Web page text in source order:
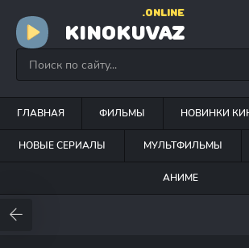
KINOKUVAZ
.ONLINE
ГЛАВНАЯ ФИЛЬМЫ НОВИНКИ
НОВЫЕ СЕРИАЛЫ МУЛЬТФИЛЬМЫ
АНИМЕ